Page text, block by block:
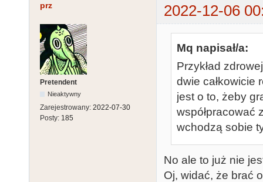
prz 2022-12-06
Pretendent
Nieaktywny
Zarejestrowany: 2022-07-30
Posty: 185
Mq napisał/a:
Przykład
dwie całkowicie
jest o to, żeby
współpracować
wchodzą sobie
No ale to już nie
Oj, widać, że brać